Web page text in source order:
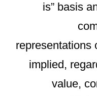
is” basis
representations
implied,
value,